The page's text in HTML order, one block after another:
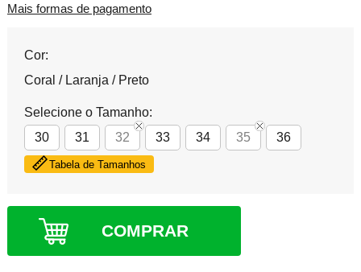
Mais formas de pagamento
Cor:
Coral / Laranja / Preto
Selecione o Tamanho:
30
31 32 33 34 35 36
Tabela de Tamanhos
COMPRAR